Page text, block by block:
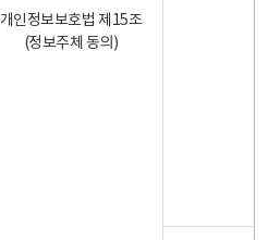
개인정보보호법 제15조
(정보주체 동의)